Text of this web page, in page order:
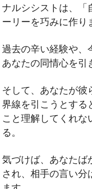
ナルシシストは、「
ーリーを巧みに作り
過去の辛い経験や、
あなたの同情心を引
そして、あなたが
界線を引こうとする
こと理解してくれな
る。
気づけば、あなたば
され、相手の言い分